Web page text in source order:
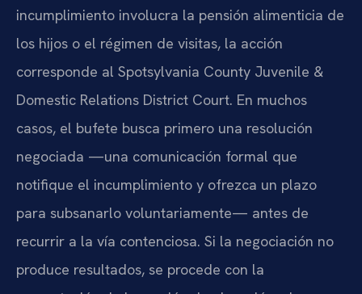
incumplimiento involucra la pensión alimenticia de
los hijos o el régimen de visitas, la acción
corresponde al Spotsylvania County Juvenile &
Domestic Relations District Court. En muchos
casos, el bufete busca primero una resolución
negociada —una comunicación formal que
notifique el incumplimiento y ofrezca un plazo
para subsanarlo voluntariamente— antes de
recurrir a la vía contenciosa. Si la negociación no
produce resultados, se procede con la